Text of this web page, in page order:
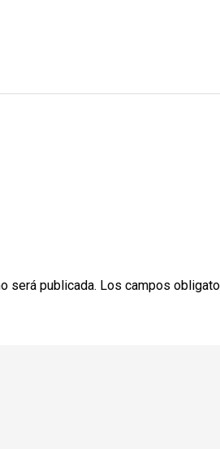
será publicada. Los campos